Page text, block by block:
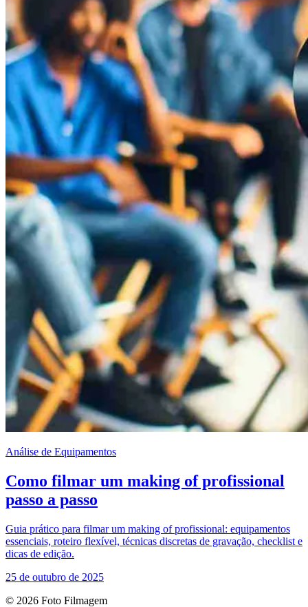
Análise de Equipamentos
Como filmar um making of profissional
passo a passo
Guia prático para filmar um making of profissional: equipamentos
essenciais, roteiro flexível, técnicas discretas de gravação, checklist e
dicas de edição.
25 de outubro de 2025
© 2026 Foto Filmagem